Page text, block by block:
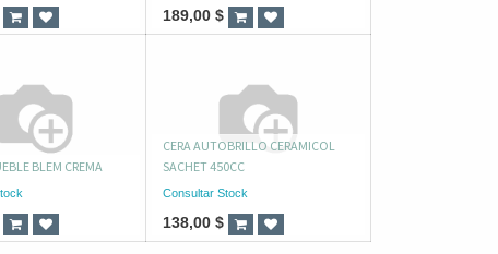
189,00 $
BLEM CREMA
CERA AUTOBRILLO CERAMICOL
SACHET 450CC
Consultar Stock
138,00 $